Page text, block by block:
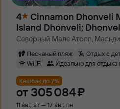
4
Cinnamon Dhonveli
Island Dhonveli;
Северный Мале Атолл,
Песчаный пляж Отдых с
Wi-Fi
Идеально для отдыха
Кешбэк до 7%
от 305 ⁠084 ⁠₽
11 авг, вт — 17 авг, пн